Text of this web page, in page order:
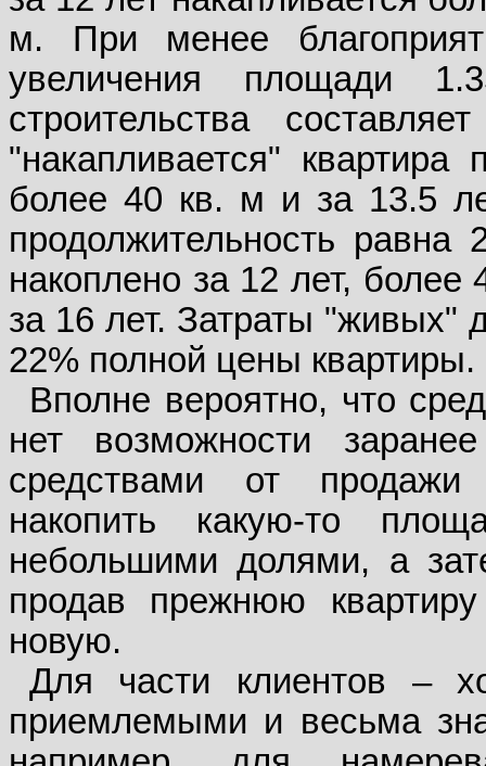
м. При менее
увеличения площади
строительства
"накапливается"
более 40 кв. м и за 13.5
продолжительность
накоплено за 12 лет,
за 16 лет. Затраты "живых"
22% полной цены квартиры.
Вполне вероятно, что
нет возможности
средствами от продажи
накопить какую-то
небольшими долями, а
продав прежнюю
новую.
Для части клиентов –
приемлемыми и весьма